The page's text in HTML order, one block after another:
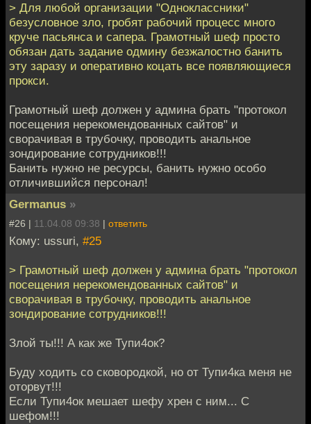
> Для любой организации "Одноклассники"
безусловное зло, гробят рабочий процесс много
круче пасьянса и сапера. Грамотный шеф просто
обязан дать задание одмину безжалостно банить
эту заразу и оперативно коцать все появляющиеся
прокси.
Грамотный шеф должен у админа брать "протокол
посещения нерекомендованных сайтов" и
сворачивая в трубочку, проводить анальное
зондирование сотрудников!!!
Банить нужно не ресурсы, банить нужно особо
отличившийся персонал!
Germanus »
#26 | 11.04.08 09:38 | ответить
Кому: ussuri, #25
> Грамотный шеф должен у админа брать "протокол
посещения нерекомендованных сайтов" и
сворачивая в трубочку, проводить анальное
зондирование сотрудников!!!
Злой ты!!! А как же Тупи4ок?
Буду ходить со сковородкой, но от Тупи4ка меня не
оторвут!!!
Если Тупи4ок мешает шефу хрен с ним... С
шефом!!!